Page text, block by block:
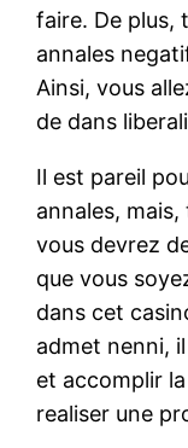
faire. De plus,
annales
Ainsi, vous
de dans
Il est pareil
annales, mais,
vous devrez
que vous
dans cet
admet nenni,
et accomplir
realiser une